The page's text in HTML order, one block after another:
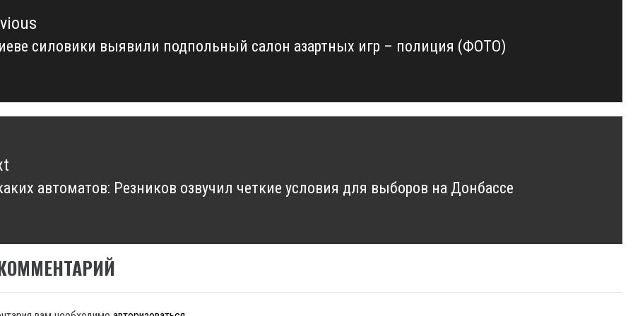
силовики выявили подпольный салон азартных игр – полиция (ФОТО)
автоматов: Резников озвучил четкие условия для выборов на Донбассе